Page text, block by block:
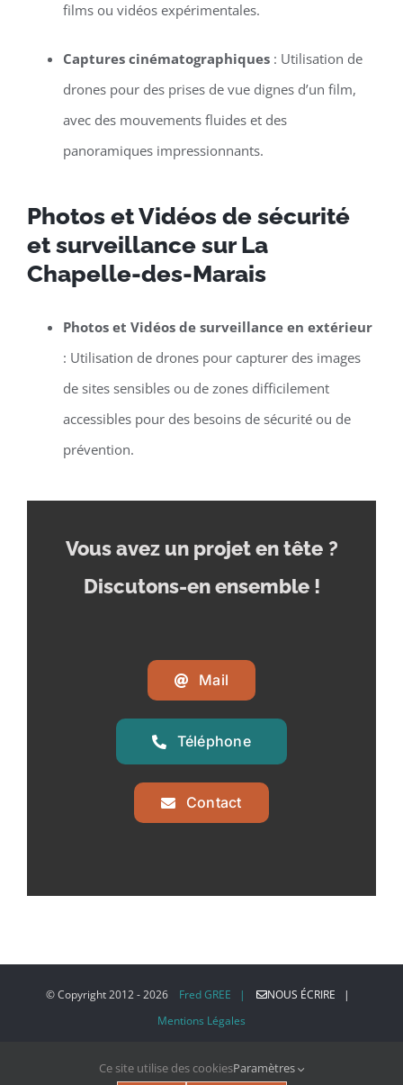
films ou vidéos expérimentales.
Captures cinématographiques: Utilisation de
drones pour des prises de vue dignes d’un film,
avec des mouvements fluides et des
panoramiques impressionnants.
Photos et Vidéos de sécurité
et surveillance sur La
Chapelle-des-Marais
Photos et Vidéos de surveillance en extérieur
: Utilisation de drones pour capturer des images
de sites sensibles ou de zones difficilement
accessibles pour des besoins de sécurité ou de
prévention.
Vous avez un projet en tête ?
Discutons-en ensemble !
Mail
Téléphone
Contact
© Copyright 2012 -2026 Fred GREE |
NOUS ÉCRIRE |
Mentions Légales
Ce site utilise des cookiesParamètres